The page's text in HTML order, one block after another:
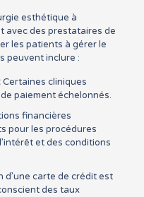
esthétique à
avec des prestataires de
les patients à gérer le
peuvent inclure :
Certaines cliniques
paiement échelonnés.
financières
pour les procédures
et des conditions
d’une carte de crédit est
des taux